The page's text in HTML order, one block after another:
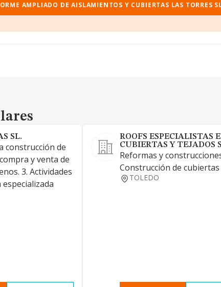
AMPLIADO DE AISLAMIENTOS Y CUBIERTAS LAS TORRES
SL.
construcción de
y venta de
3. Actividades
ROOFS ESPECIALISTAS
CUBIERTAS Y TEJADOS
Reformas y
Construcción de cubiertas
TOLEDO